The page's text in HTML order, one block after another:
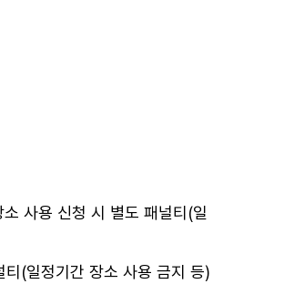
사용 신청 시 별도 패널티(일
(일정기간 장소 사용 금지 등)